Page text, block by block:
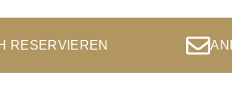
RESERVIEREN